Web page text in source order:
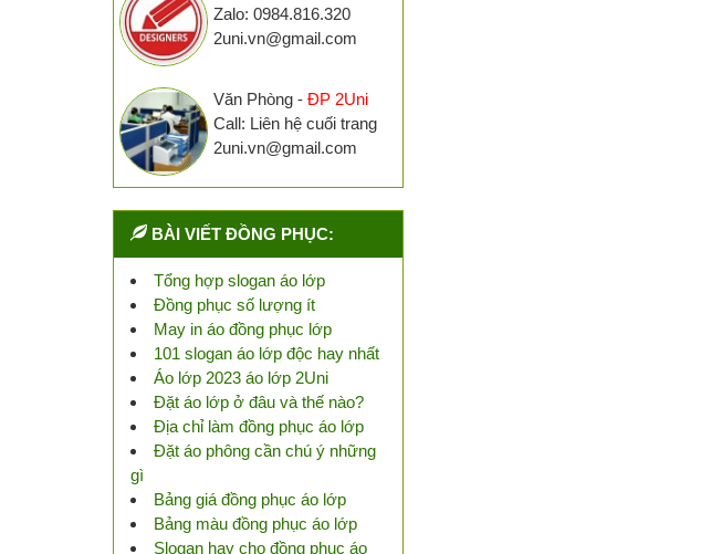
Zalo: 0984.816.320
2uni.vn@gmail.com
Văn Phòng - ĐP 2Uni
Call: Liên hệ cuối trang
2uni.vn@gmail.com
BÀI VIẾT ĐỒNG PHỤC:
Tổng hợp slogan áo lớp
Đồng phục số lượng ít
May in áo đồng phục lớp
101 slogan áo lớp độc hay nhất
Áo lớp 2023 áo lớp 2Uni
Đặt áo lớp ở đâu và thế nào?
Địa chỉ làm đồng phục áo lớp
Đặt áo phông cần chú ý những
gì
Bảng giá đồng phục áo lớp
Bảng màu đồng phục áo lớp
Slogan hay cho đồng phục áo